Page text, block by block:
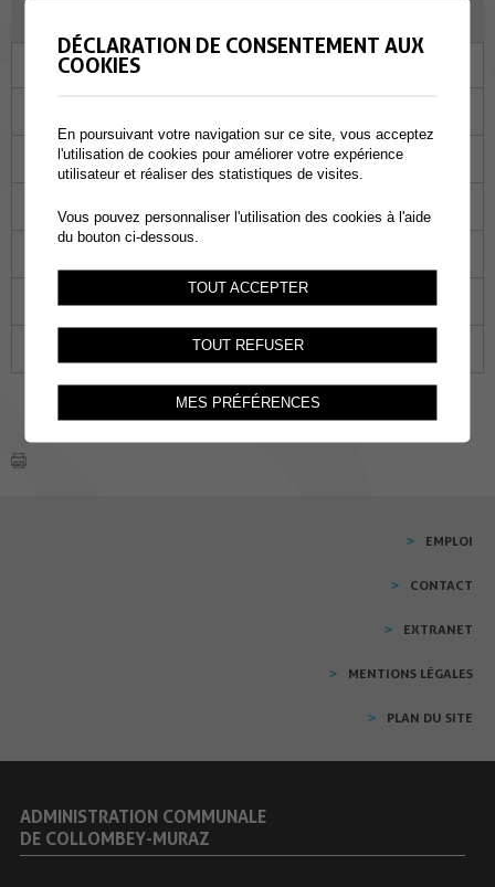
Ma
03 04 05 06 07
24 25 26 27 28
03
EMPLOI
CONTACT
EXTRANET
MENTIONS LÉGALES
PLAN DU SITE
ADMINISTRATION COMMUNALE
DE COLLOMBEY-MURAZ
DÉCLARATION DE CONSENTEMENT AUX
COOKIES
En poursuivant votre navigation sur ce site, vous acceptez
l'utilisation de cookies pour améliorer votre expérience
utilisateur et réaliser des statistiques de visites.
Vous pouvez personnaliser l'utilisation des cookies à l'aide
du bouton ci-dessous.
TOUT ACCEPTER
TOUT REFUSER
MES PRÉFÉRENCES